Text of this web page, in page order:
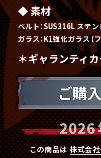
素材
ベルト：SUS316L ステ
ガラス：K1強化ガラス（
＊ギャランティ
ご購
この商品は 株式会